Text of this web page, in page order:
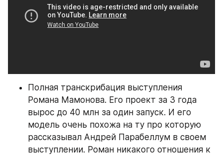
Полная транскрибация выступления
Романа Мамонова. Его проект за 3 года
вырос до 40 млн за один запуск. И его
модель очень похожа на ту про которую
рассказывал Андрей Парабеллум в своем
выступлении. Роман никакого отношения к